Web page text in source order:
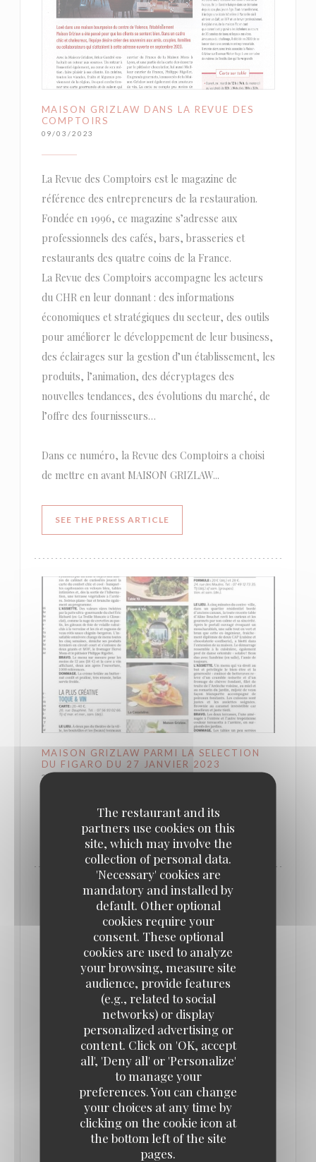
The restaurant and its
partners use cookies on this
site, which may involve the
collection of personal data.
'Necessary' cookies are
mandatory and installed by
default. Other optional
cookies require your
consent. These optional
cookies are used to analyze
your browsing, measure site
audience, provide features
(e.g., related to social
networks) or display
personalized advertising or
content. Click on 'OK, accept
all', 'Deny all' or 'Personalize'
to manage your
preferences. You can change
your choices at any time by
clicking on the cookie icon at
the bottom left of the site
pages.
MAISON GRIZLAW DANS LA REVUE DES
COMPTOIRS
09/03/2023
La Revue des Comptoirs est le magazine de
référence des entrepreneurs de la restauration.
Fondée en 1996, ce magazine s’adresse aux
professionnels des cafés, bars, brasseries et
restaurants des quatre coins de la France.
La Revue des Comptoirs accompagne les acteurs
du CHR en leur donnant : des informations
économiques et stratégiques du secteur, des outils
pour améliorer le développement de leur business,
des éclairages sur la gestion d’un établissement, les
produits, l’animation, des décryptages des
nouvelles tendances, des évolutions du marché, de
l’offre des fournisseurs…
Dans ce numéro, la Revue des Comptoirs a choisi
de mettre en avant MAISON GRIZLAW...
SEE THE PRESS ARTICLE((OPENS IN A NEW WINDOW))
MAISON GRIZLAW PARMI LA SELECTION
DU FIGARO DU 27 JANVIER 2023
30/01/2023
SEE THE PRESS ARTICLE((OPENS IN A NEW WINDOW))
MAISON GRIZLAW SÉLECTIONNÉ PAR LE
GAULT MILLAU
2 ans après notre ouverture, MAISON GRIZLAW a
été repéré le mois dernier par les équipes du